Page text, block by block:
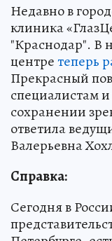
Недавно в
клиника
"Краснодар". В
центретеперь
Прекрасный
специалистам
сохранении
ответила
Валерьевна
Справка:
Сегодня в